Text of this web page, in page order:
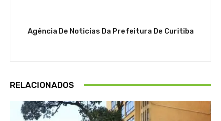
Agência De Noticias Da Prefeitura De Curitiba
RELACIONADOS